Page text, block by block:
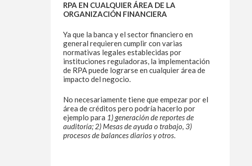
RPA EN CUALQUIER ÁREA DE LA
ORGANIZACIÓN FINANCIERA
Ya que la banca y el sector financiero en
general requieren cumplir con varias
normativas legales establecidas por
instituciones reguladoras, la implementación
de RPA puede lograrse en cualquier área de
impacto del negocio.
No necesariamente tiene que empezar por el
área de créditos pero podría hacerlo por
ejemplo para 1) generación de reportes de
auditoría; 2) Mesas de ayuda o trabajo, 3)
procesos de balances diarios y otros.